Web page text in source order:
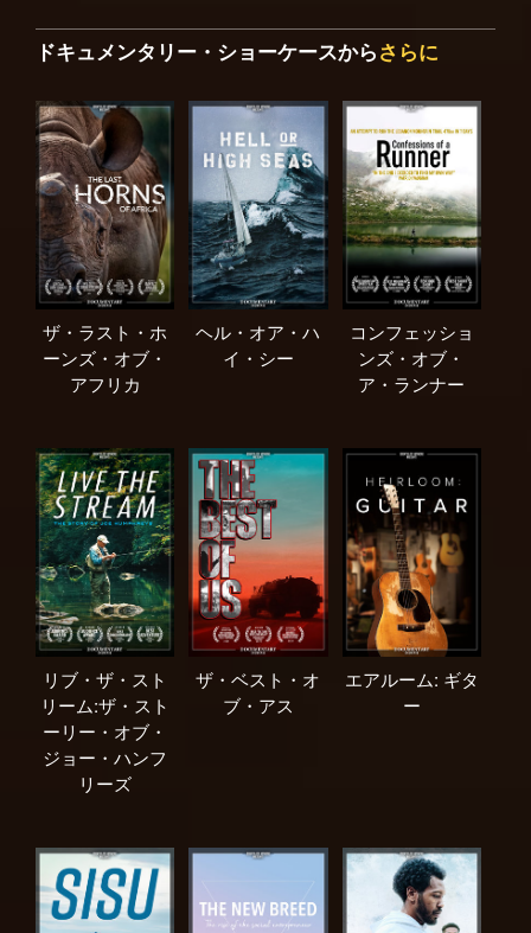
ドキュメンタリー・ショーケースからさらに
ザ・ラスト・ホ
ーンズ・オブ・
アフリカ
ヘル・オア・ハ
イ・シー
コンフェッショ
ンズ・オブ・
ア・ランナー
リブ・ザ・スト
リーム:ザ・スト
ーリー・オブ・
ジョー・ハンフ
リーズ
ザ・ベスト・オ
ブ・アス
エアルーム: ギタ
ー